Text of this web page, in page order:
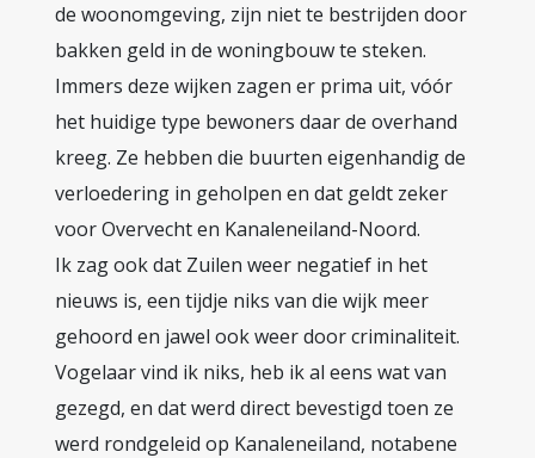
de woonomgeving, zijn niet te bestrijden door
bakken geld in de woningbouw te steken.
Immers deze wijken zagen er prima uit, vóór
het huidige type bewoners daar de overhand
kreeg. Ze hebben die buurten eigenhandig de
verloedering in geholpen en dat geldt zeker
voor Overvecht en Kanaleneiland-Noord.
Ik zag ook dat Zuilen weer negatief in het
nieuws is, een tijdje niks van die wijk meer
gehoord en jawel ook weer door criminaliteit.
Vogelaar vind ik niks, heb ik al eens wat van
gezegd, en dat werd direct bevestigd toen ze
werd rondgeleid op Kanaleneiland, notabene